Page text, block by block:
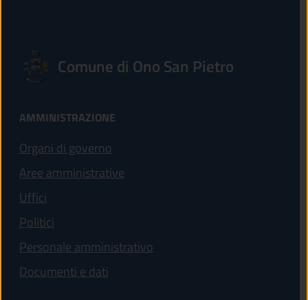
Comune di Ono San Pietro
AMMINISTRAZIONE
Organi di governo
Aree amministrative
Uffici
Politici
Personale amministrativo
Documenti e dati